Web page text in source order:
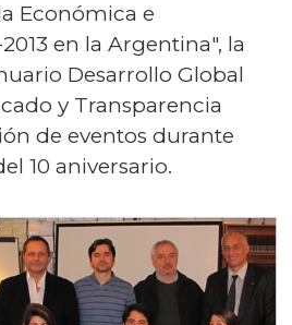
Económica e
en la Argentina", la
Desarrollo Global
y Transparencia
de eventos durante
10 aniversario.